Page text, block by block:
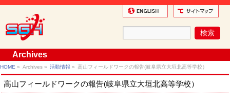
Archives
HOME » Archives » 活動情報 » 高山フィールドワークの報告(岐阜県立大垣北高等学校）
高山フィールドワークの報告(岐阜県立大垣北高等学校）